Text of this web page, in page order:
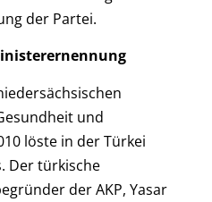
der Partei.
und
löste in der Türkei
Der türkische
der AKP, Yasar